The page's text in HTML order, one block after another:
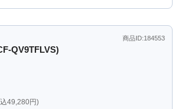
商品ID:184553
QV9TFLVS)
49,280円)